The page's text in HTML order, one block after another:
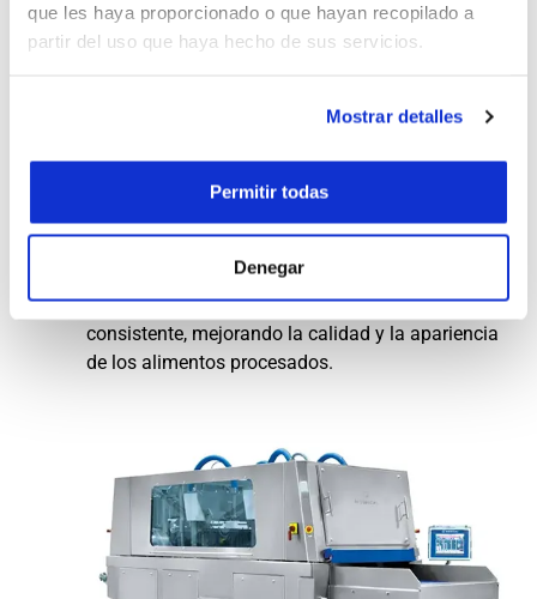
que les haya proporcionado o que hayan recopilado a
partir del uso que haya hecho de sus servicios.
Mostrar detalles
Permitir todas
Denegar
Con una trayectoria de excelencia y experiencia
en la industria, la marca ha ganado una sólida
compromiso con la satisfacción del cliente.
Las inyectoras de carne de Nowicki destacan por
su precisión y eficiencia en el proceso de
inyección, lo que garantiza una distribución
cárnicos. Su maquinaria avanzada y sistemas de
control permiten una inyección precisa y
consistente, mejorando la calidad y la apariencia
de los alimentos procesados.